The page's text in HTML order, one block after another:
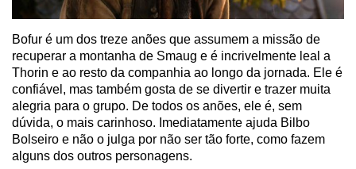
Bofur é um dos treze anões que assumem a missão de
recuperar a montanha de Smaug e é incrivelmente leal a
Thorin e ao resto da companhia ao longo da jornada. Ele é
confiável, mas também gosta de se divertir e trazer muita
alegria para o grupo. De todos os anões, ele é, sem
dúvida, o mais carinhoso. Imediatamente ajuda Bilbo
Bolseiro e não o julga por não ser tão forte, como fazem
alguns dos outros personagens.